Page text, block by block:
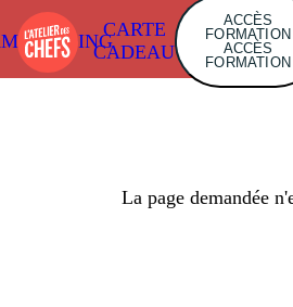
CARTE
CADEAU
ACCÈS
FORMATION
ACCÈS
FORMATION
La page demandée